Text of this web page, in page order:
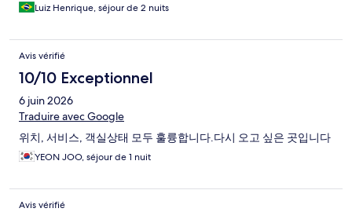
Luiz Henrique, séjour de 2 nuits
Avis vérifié
10/10 Exceptionnel
6 juin 2026
Traduire avec Google
위치, 서비스, 객실상태 모두 훌륭합니다.다시 오고 싶은 곳입니다
YEON JOO, séjour de 1 nuit
Avis vérifié